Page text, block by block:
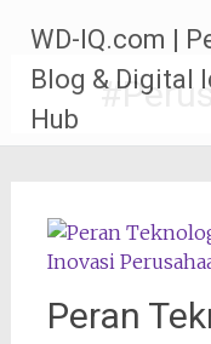
konten
WD-IQ.com |
Blog & Digital
Hub
Peran